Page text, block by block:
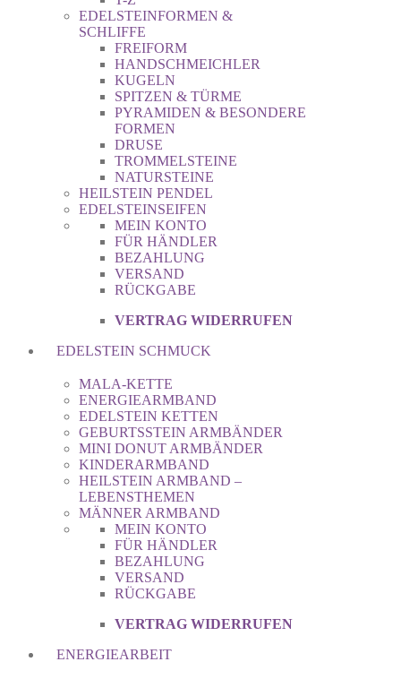
EDELSTEINFORMEN &
SCHLIFFE
FREIFORM
HANDSCHMEICHLER
KUGELN
SPITZEN & TÜRME
PYRAMIDEN & BESONDERE
FORMEN
DRUSE
TROMMELSTEINE
NATURSTEINE
HEILSTEIN PENDEL
EDELSTEINSEIFEN
MEIN KONTO
FÜR HÄNDLER
BEZAHLUNG
VERSAND
RÜCKGABE
VERTRAG WIDERRUFEN
EDELSTEIN SCHMUCK
MALA-KETTE
ENERGIEARMBAND
EDELSTEIN KETTEN
GEBURTSSTEIN ARMBÄNDER
MINI DONUT ARMBÄNDER
KINDERARMBAND
HEILSTEIN ARMBAND –
LEBENSTHEMEN
MÄNNER ARMBAND
MEIN KONTO
FÜR HÄNDLER
BEZAHLUNG
VERSAND
RÜCKGABE
VERTRAG WIDERRUFEN
ENERGIEARBEIT